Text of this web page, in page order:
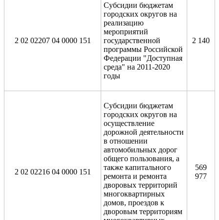
2 02 02207 04 0000 151
Субсидии бюджетам
городских округов на
реализацию
мероприятий
государственной
программы Российской
Федерации "Доступная
среда" на 2011-2020
годы
2 140
2 02 02216 04 0000 151
Субсидии бюджетам
городских округов на
осуществление
дорожной деятельности
в отношении
автомобильных дорог
общего пользования, а
также капитального
ремонта и ремонта
дворовых территорий
многоквартирных
домов, проездов к
дворовым территориям
569
977